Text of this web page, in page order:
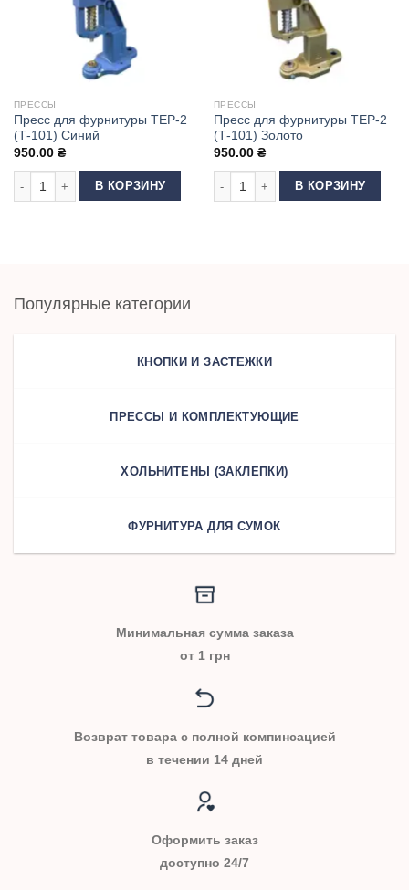
ПРЕССЫ
Пресс для фурнитуры ТЕР-2
(Т-101) Синий
950.00 ₴
Количество товара Пресс для фурнитуры ТЕР-2 (Т-101) Синий
В КОРЗИНУ
ПРЕССЫ
Пресс для фурнитуры ТЕР-2
(Т-101) Золото
950.00 ₴
Количество товара Пресс для
В КОРЗИНУ
Популярные категории
КНОПКИ И ЗАСТЕЖКИ
ПРЕССЫ И КОМПЛЕКТУЮЩИЕ
ХОЛЬНИТЕНЫ (ЗАКЛЕПКИ)
ФУРНИТУРА ДЛЯ СУМОК
Минимальная сумма заказа
от 1 грн
Возврат товара с полной компинсацией
в течении 14 дней
Оформить заказ
доступно 24/7